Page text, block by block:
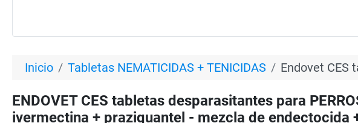
Inicio Tabletas NEMATICIDAS + TENICIDAS Endovet CES
ENDOVET CES tabletas desparasitantes para
ivermectina + praziquantel - mezcla de endectocida